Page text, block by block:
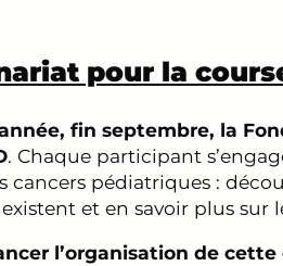
pour la
fin septembre, la
. Chaque participant
cancers pédiatriques :
et en savoir plus sur
l’organisation de